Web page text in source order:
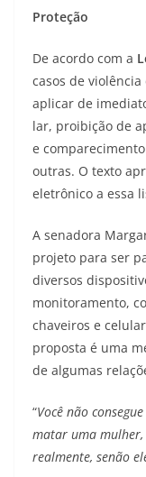
Proteção
De acordo com a
casos de
aplicar de
lar, proibição de
e
outras. O texto
eletrônico a essa
A senadora
projeto para ser
diversos
monitoramento,
chaveiros e
proposta é uma
de algumas
“Você não
matar uma mulher,
realmente, senão